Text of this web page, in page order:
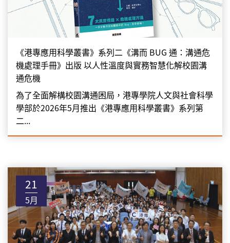
《港專應用科學叢書》系列二《溝而 BUG 通：溝通危
機處理手冊》出版 以人性溫度與實務智慧化解校園溝
通危機
為了全面解構校園溝通困局，港專學院人文與社會科學
學部於2026年5月推出《港專應用科學叢書》系列第
二...
21
5月